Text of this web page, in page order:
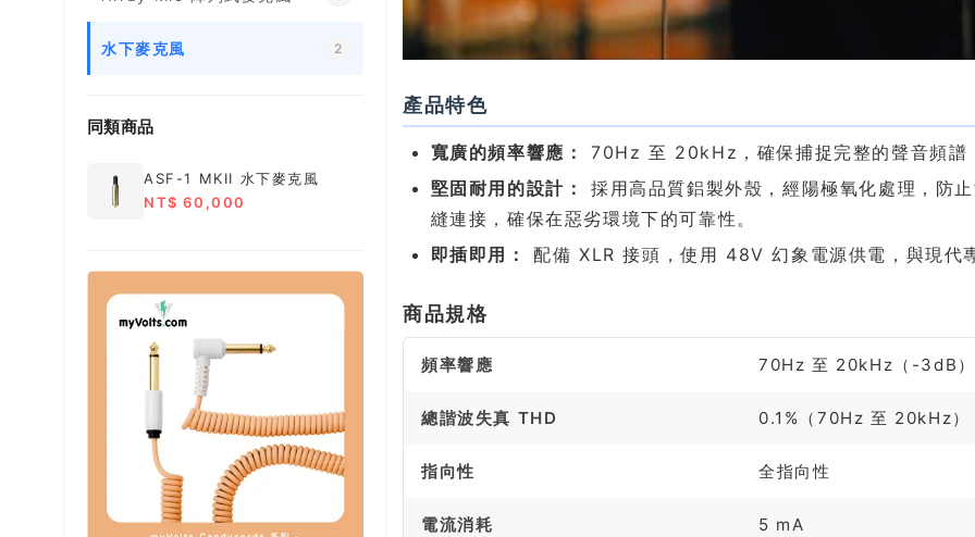
水下麥克風 2
同類商品
ASF-1 MKII 水下麥克風
NT$ 60,000
產品特色
寬廣的頻率響應：
70Hz 至 20kHz，確保捕捉完整的聲音頻譜
堅固耐用的設計：
採用高品質鋁製外殼，經陽極氧化處理，防
縫連接，確保在惡劣環境下的可靠性。
即插即用：
配備 XLR 接頭，使用 48V 幻象電源供電，與現代
商品規格
頻率響應 70Hz 至 20kHz（-3dB）
總諧波失真 THD 0.1%（70Hz 至 20kHz）
指向性 全指向性
電流消耗 5 mA